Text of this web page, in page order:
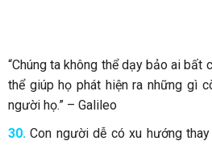
“Chúng ta không thể dạy bảo ai bất
thể giúp họ phát hiện ra những gì
người họ.” – Galileo
30. Con người dễ có xu hướng